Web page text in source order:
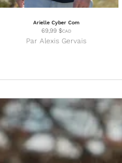
Arielle Cyber Com
69,99 $CAD
Par Alexis Gervais